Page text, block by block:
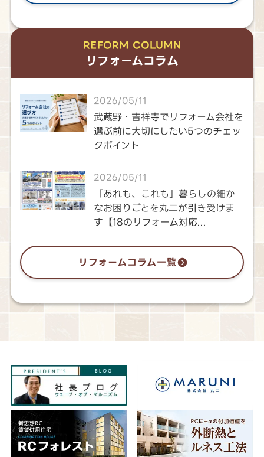
REFORM COLUMN
リフォームコラム
2026/05/11
武蔵野・吉祥寺でリフォーム会社を
選ぶ前に大切にしたい5つのチェッ
クポイント
2026/05/11
「あれも、これも」暮らしの細か
なお困りごとを丸二が引き受けま
す【18のリフォーム対応...
リフォームコラム一覧